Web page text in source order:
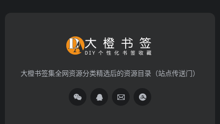
大橙书签集全网资源分类精选后的资源目录（站点传送门）